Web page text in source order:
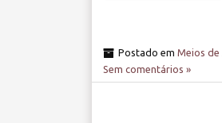
Postado em Meios de
Sem comentários »